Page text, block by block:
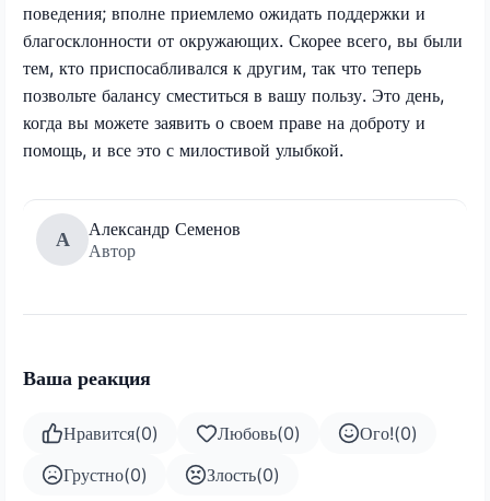
поведения; вполне приемлемо ожидать поддержки и
благосклонности от окружающих. Скорее всего, вы были
тем, кто приспосабливался к другим, так что теперь
позвольте балансу сместиться в вашу пользу. Это день,
когда вы можете заявить о своем праве на доброту и
помощь, и все это с милостивой улыбкой.
А
Александр Семенов
Автор
Ваша реакция
Нравится(0) Любовь(0) Ого!(0)
Грустно(0) Злость(0)